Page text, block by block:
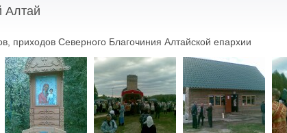
Алтай
приходов Северного Благочиния Алтайской епархии